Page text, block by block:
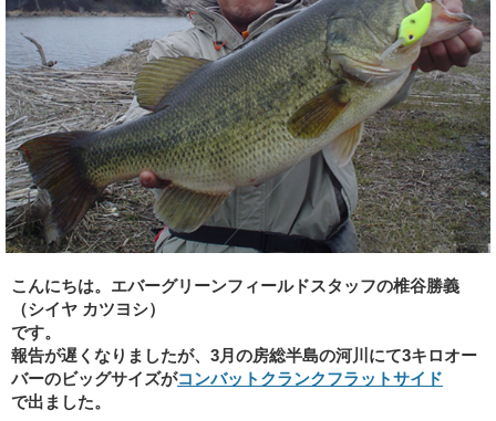
こんにちは。エバーグリーンフィールドスタッフの椎谷勝義
（シイヤ カツヨシ）
です。
報告が遅くなりましたが、3月の房総半島の河川にて3キロオー
バーのビッグサイズがコンバットクランクフラットサイド
で出ました。